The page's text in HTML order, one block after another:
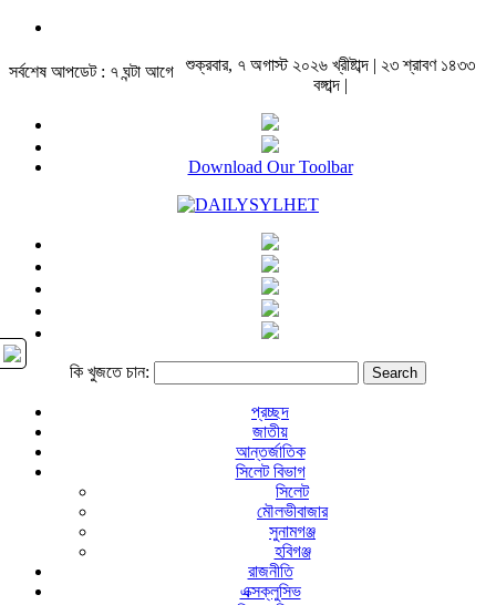
সর্বশেষ আপডেট : ৭ ঘন্টা আগে
শুক্রবার, ৭ অগাস্ট ২০২৬ খ্রীষ্টাব্দ | ২৩ শ্রাবণ ১৪৩৩
বঙ্গাব্দ |
Download Our Toolbar
কি খুজতে চান:
প্রচ্ছদ
জাতীয়
আন্তর্জাতিক
সিলেট বিভাগ
সিলেট
মৌলভীবাজার
সুনামগঞ্জ
হবিগঞ্জ
রাজনীতি
এক্সক্লুসিভ